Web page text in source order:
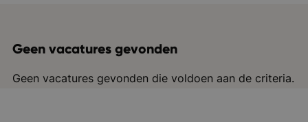
Geen vacatures gevonden
Geen vacatures gevonden die voldoen aan de criteria.